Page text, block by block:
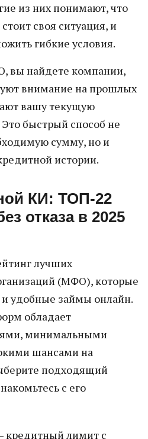
из них понимают, что
своя ситуация, и
гибкие условия.
вы найдете компании,
внимание на прошлых
вашу текущую
быстрый способ не
сумму, но и
истории.
КИ: ТОП-22
отказа в 2025
лучших
(МФО), которые
удобные займы онлайн.
обладает
минимальными
шансами на
подходящий
с его
кредитный лимит с